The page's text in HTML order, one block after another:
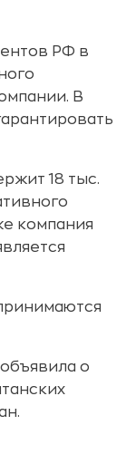
РФ в
В
18 тыс.
компания
о